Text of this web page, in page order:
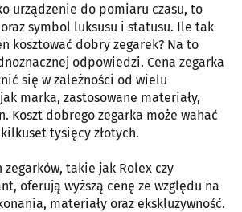
urządzenie do pomiaru czasu, to
symbol luksusu i statusu. Ile tak
kosztować dobry zegarek? Na to
odpowiedzi. Cena zegarka
się w zależności od wielu
marka, zastosowane materiały,
Koszt dobrego zegarka może wahać
tysięcy złotych.
zegarków, takie jak Rolex czy
oferują wyższą cenę ze względu na
materiały oraz ekskluzywność.